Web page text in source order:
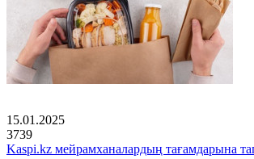
15.01.2025
3739
Kaspi.kz мейрамханалардың тағамдарына